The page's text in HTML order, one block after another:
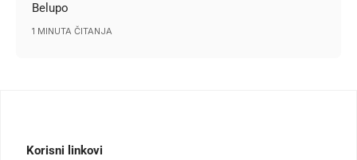
Belupo
1 MINUTA ČITANJA
Korisni linkovi